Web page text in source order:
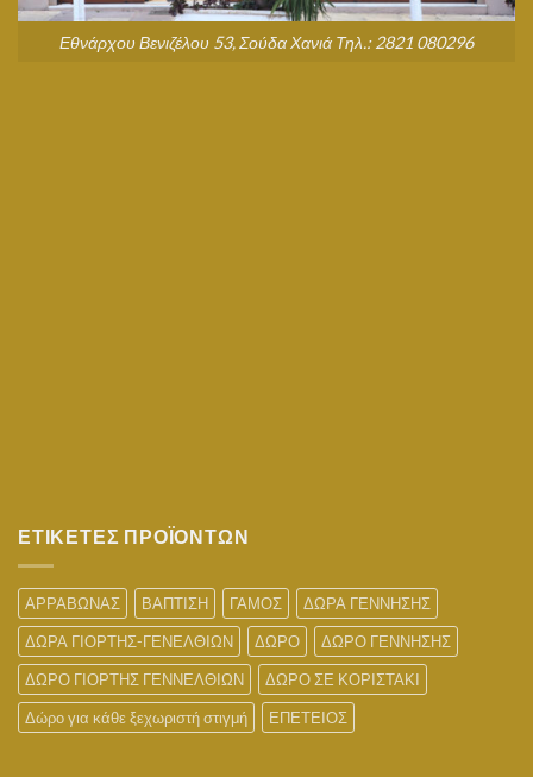
Εθνάρχου Βενιζέλου 53, Σούδα Χανιά Τηλ.: 2821 080296
ΕΤΙΚΕΤΕΣ ΠΡΟΪΟΝΤΩΝ
ΑΡΡΑΒΩΝΑΣ ΒΑΠΤΙΣΗ ΓΑΜΟΣ
ΔΩΡΑ ΓΕΝΝΗΣΗΣ
ΔΩΡΑ ΓΙΟΡΤΗΣ-ΓΕΝΕΛΘΙΩΝ
ΔΩΡΟ
ΔΩΡΟ ΓΕΝΝΗΣΗΣ
ΔΩΡΟ ΓΙΟΡΤΗΣ ΓΕΝΝΕΛΘΙΩΝ
ΔΩΡΟ ΣΕ ΚΟΡΙΣΤΑΚΙ
Δώρο για κάθε ξεχωριστή στιγμή
ΕΠΕΤΕΙΟΣ